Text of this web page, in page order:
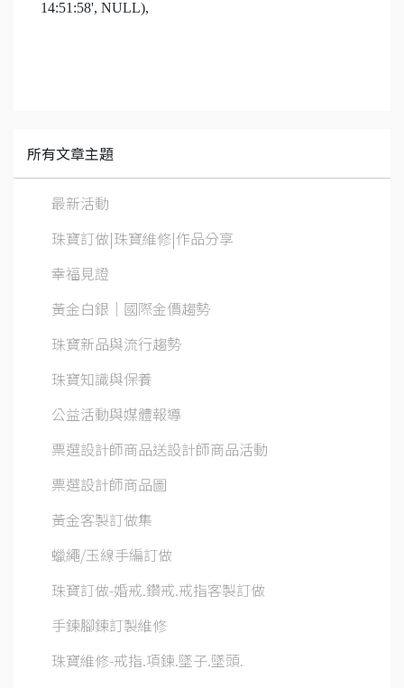
14:51:58', NULL),
所有文章主題
最新活動
珠寶訂做|珠寶維修|作品分享
幸福見證
黃金白銀│國際金價趨勢
珠寶新品與流行趨勢
珠寶知識與保養
公益活動與媒體報導
票選設計師商品送設計師商品活動
票選設計師商品圖
黃金客製訂做集
蠟繩/玉線手編訂做
珠寶訂做-婚戒.鑽戒.戒指客製訂做
手鍊腳鍊訂製維修
珠寶維修-戒指.項鍊.墜子.墜頭.